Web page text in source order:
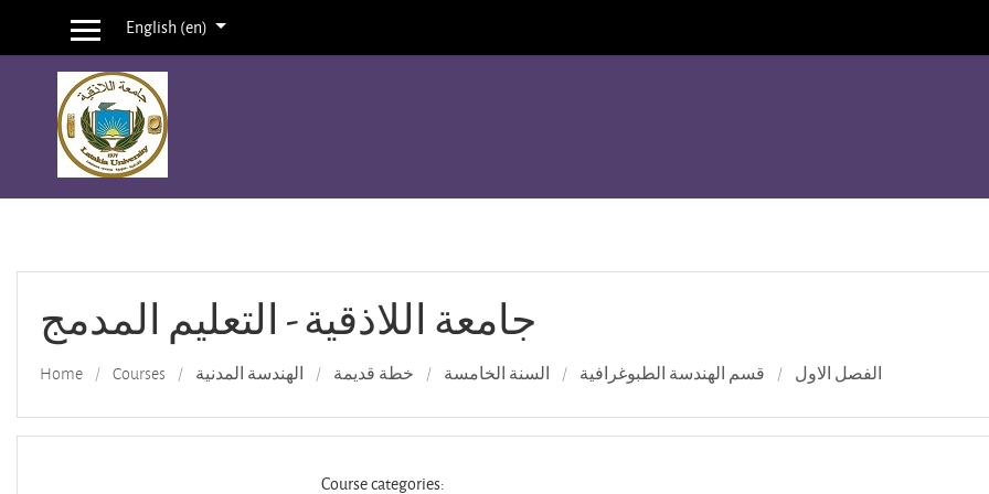
Skip to main content
Side panelEnglish ‎(en)‎
جامعة اللاذقية - التعليم المدمج
Home Courses الهندسة المدنية خطة قديمة السنة الخامسة قسم الهندسة الطبوغرافية الفصل الاول
Course categories: